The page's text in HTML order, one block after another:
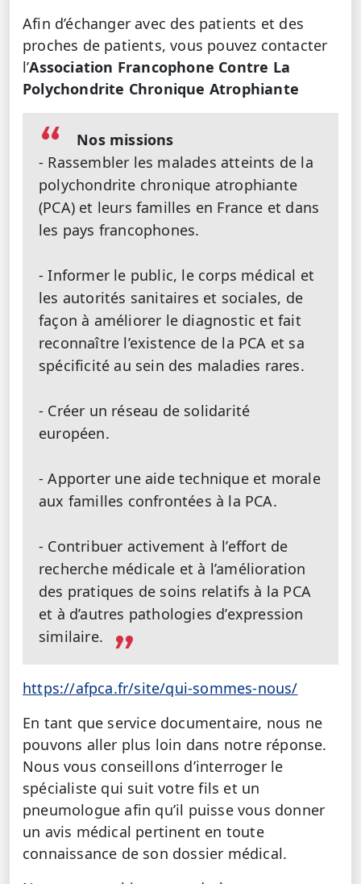
Afin d’échanger avec des patients et des
proches de patients, vous pouvez contacter
l’Association Francophone Contre La
Polychondrite Chronique Atrophiante
Nos missions
- Rassembler les malades atteints de la
polychondrite chronique atrophiante
(PCA) et leurs familles en France et dans
les pays francophones.
- Informer le public, le corps médical et
les autorités sanitaires et sociales, de
façon à améliorer le diagnostic et fait
reconnaître l’existence de la PCA et sa
spécificité au sein des maladies rares.
- Créer un réseau de solidarité
européen.
- Apporter une aide technique et morale
aux familles confrontées à la PCA.
- Contribuer activement à l’effort de
recherche médicale et à l’amélioration
des pratiques de soins relatifs à la PCA
et à d’autres pathologies d’expression
similaire.
https://afpca.fr/site/qui-sommes-nous/
En tant que service documentaire, nous ne
pouvons aller plus loin dans notre réponse.
Nous vous conseillons d’interroger le
spécialiste qui suit votre fils et un
pneumologue afin qu’il puisse vous donner
un avis médical pertinent en toute
connaissance de son dossier médical.